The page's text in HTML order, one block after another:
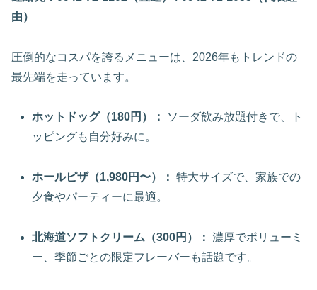
由）
圧倒的なコスパを誇るメニューは、2026年もトレンドの
最先端を走っています。
ホットドッグ（180円）：
ソーダ飲み放題付きで、ト
ッピングも自分好みに。
ホールピザ（1,980円〜）： 特大サイズで、家族での
夕食やパーティーに最適。
北海道ソフトクリーム（300円）： 濃厚でボリューミ
ー、季節ごとの限定フレーバーも話題です。